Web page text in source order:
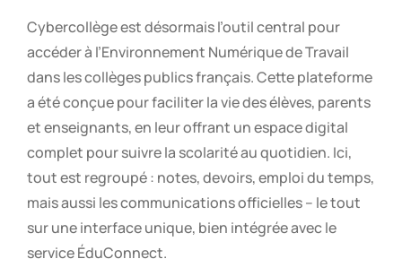
Cybercollège est désormais l’outil central pour
accéder à l’Environnement Numérique de Travail
dans les collèges publics français. Cette plateforme
a été conçue pour faciliter la vie des élèves, parents
et enseignants, en leur offrant un espace digital
complet pour suivre la scolarité au quotidien. Ici,
tout est regroupé : notes, devoirs, emploi du temps,
mais aussi les communications officielles – le tout
sur une interface unique, bien intégrée avec le
service ÉduConnect.